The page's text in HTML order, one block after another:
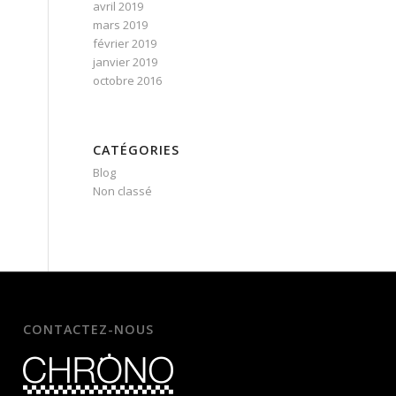
avril 2019
mars 2019
février 2019
janvier 2019
octobre 2016
CATÉGORIES
Blog
Non classé
CONTACTEZ-NOUS